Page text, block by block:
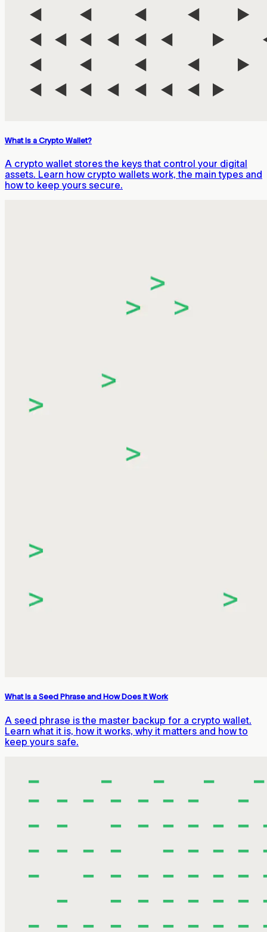
What Is a Crypto Wallet?
A crypto wallet stores the keys that control your digital
assets. Learn how crypto wallets work, the main types and
how to keep yours secure.
What Is a Seed Phrase and How Does It Work
A seed phrase is the master backup for a crypto wallet.
Learn what it is, how it works, why it matters and how to
keep yours safe.